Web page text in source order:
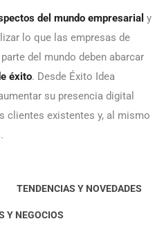
del mundo empresarial y
lo que las empresas de
del mundo deben abarcar
éxito. Desde Éxito Idea
su presencia digital
clientes existentes y, al mismo
TENDENCIAS Y NOVEDADES
Y NEGOCIOS